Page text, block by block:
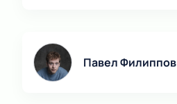
Павел Филиппов